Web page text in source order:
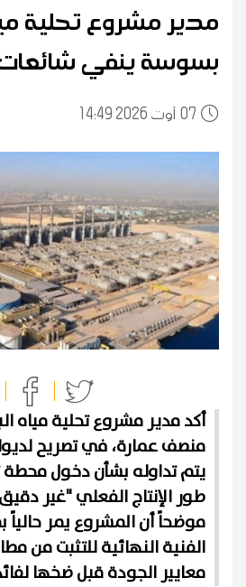
مدير مشروع تحلية
بسوسة ينفي شائعات
0714:49 2026 أوت
أكد مدير مشروع تحلية مياه
منصف عمارة، في تصريح
يتم تداوله بشأن دخول محطة
طور الإنتاج الفعلي "غير
موضحاً أن المشروع يمر حالياً
الفنية النهائية للتثبت من
معايير الجودة قبل ضخها